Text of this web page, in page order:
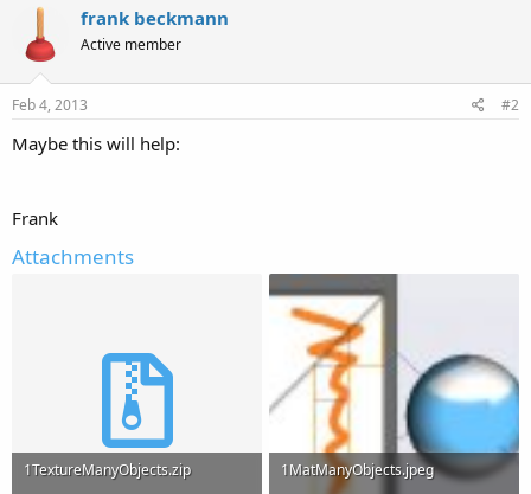
frank beckmann
Active member
Feb 4, 2013 #2
Maybe this will help:
Frank
Attachments
1TextureManyObjects.zip
1MatManyObjects.jpeg